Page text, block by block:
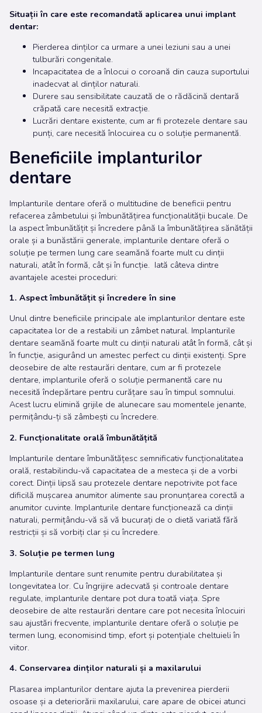
Situații în care este recomandată aplicarea unui implant
dentar:
Pierderea dinților ca urmare a unei leziuni sau a unei
tulburări congenitale.
Incapacitatea de a înlocui o coroană din cauza suportului
inadecvat al dinților naturali.
Durere sau sensibilitate cauzată de o rădăcină dentară
crăpată care necesită extracție.
Lucrări dentare existente, cum ar fi protezele dentare sau
punți, care necesită înlocuirea cu o soluție permanentă.
Beneficiile implanturilor
dentare
Implanturile dentare oferă o multitudine de beneficii pentru
refacerea zâmbetului și îmbunătățirea funcționalității bucale. De
la aspect îmbunătățit și încredere până la îmbunătățirea sănătății
orale și a bunăstării generale, implanturile dentare oferă o
soluție pe termen lung care seamănă foarte mult cu dinții
naturali, atât în formă, cât și în funcție. Iată câteva dintre
avantajele acestei proceduri:
1. Aspect îmbunătățit și încredere în sine
Unul dintre beneficiile principale ale implanturilor dentare este
capacitatea lor de a restabili un zâmbet natural. Implanturile
dentare seamănă foarte mult cu dinții naturali atât în formă, cât și
în funcție, asigurând un amestec perfect cu dinții existenți. Spre
deosebire de alte restaurări dentare, cum ar fi protezele
dentare, implanturile oferă o soluție permanentă care nu
necesită îndepărtare pentru curățare sau în timpul somnului.
Acest lucru elimină grijile de alunecare sau momentele jenante,
permițându-ți să zâmbești cu încredere.
2. Funcționalitate orală îmbunătățită
Implanturile dentare îmbunătățesc semnificativ funcționalitatea
orală, restabilindu-vă capacitatea de a mesteca și de a vorbi
corect. Dinții lipsă sau protezele dentare nepotrivite pot face
dificilă mușcarea anumitor alimente sau pronunțarea corectă a
anumitor cuvinte. Implanturile dentare funcționează ca dinții
naturali, permițându-vă să vă bucurați de o dietă variată fără
restricții și să vorbiți clar și cu încredere.
3. Soluție pe termen lung
Implanturile dentare sunt renumite pentru durabilitatea și
longevitatea lor. Cu îngrijire adecvată și controale dentare
regulate, implanturile dentare pot dura toată viața. Spre
deosebire de alte restaurări dentare care pot necesita înlocuiri
sau ajustări frecvente, implanturile dentare oferă o soluție pe
termen lung, economisind timp, efort și potențiale cheltuieli în
viitor.
4. Conservarea dinților naturali și a maxilarului
Plasarea implanturilor dentare ajuta la prevenirea pierderii
osoase și a deteriorării maxilarului, care apare de obicei atunci